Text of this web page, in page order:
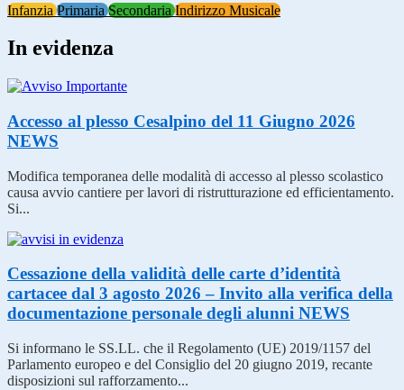
InfanziaPrimariaSecondariaIndirizzo Musicale
In evidenza
Accesso al plesso Cesalpino del 11 Giugno 2026
NEWS
Modifica temporanea delle modalità di accesso al plesso scolastico
causa avvio cantiere per lavori di ristrutturazione ed efficientamento.
Si...
Cessazione della validità delle carte d’identità
cartacee dal 3 agosto 2026 – Invito alla verifica della
documentazione personale degli alunni NEWS
Si informano le SS.LL. che il Regolamento (UE) 2019/1157 del
Parlamento europeo e del Consiglio del 20 giugno 2019, recante
disposizioni sul rafforzamento...